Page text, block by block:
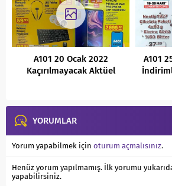
A101 20 Ocak 2022
Kaçırılmayacak Aktüel
A101
YORUMLAR
Yorum yapabilmek için oturum açmalısınız.
Henüz yorum yapılmamış. İlk yorumu
yapabilirsiniz.